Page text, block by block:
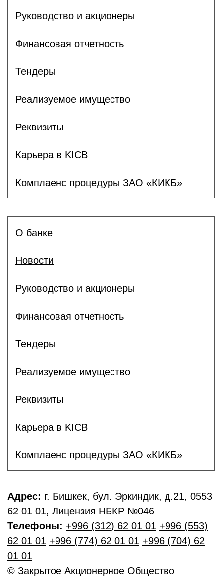
Руководство и акционеры
Финансовая отчетность
Тендеры
Реализуемое имущество
Реквизиты
Карьера в KICB
Комплаенс процедуры ЗАО «КИКБ»
О банке
Новости
Руководство и акционеры
Финансовая отчетность
Тендеры
Реализуемое имущество
Реквизиты
Карьера в KICB
Комплаенс процедуры ЗАО «КИКБ»
Адрес: г. Бишкек, бул. Эркиндик, д.21, 0553
62 01 01, Лицензия НБКР №046
Телефоны: +996 (312) 62 01 01 +996 (553)
62 01 01 +996 (774) 62 01 01 +996 (704) 62
01 01
© Закрытое Акционерное Общество